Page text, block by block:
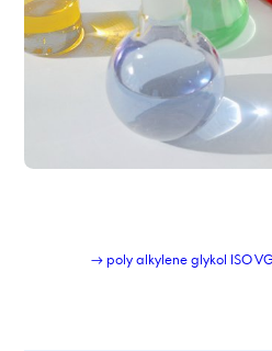
Propylencarbonat
Propylenglykol min 99,5%
Pulver-Flüssigkeits-Blend-Service
→ poly alkylene glykol ISO